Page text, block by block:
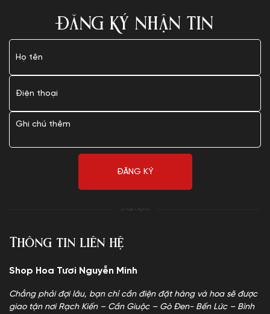
ĐĂNG KÝ NHẬN TIN
Thông tin liên hệ
Shop Hoa Tươi Nguyễn Minh
Chẳng phải đợi lâu, bạn chỉ cần điện đặt hàng và hoa sẽ được
giao tận nơi Rạch Kiến – Cần Giuộc – Gò Đen- Bến Lức – Bình